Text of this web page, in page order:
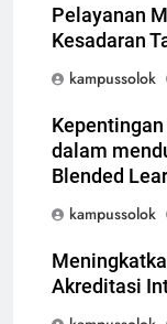
Pelayanan
Kesadaran
kampussolok
dalam
Blended
kampussolok
Akreditasi